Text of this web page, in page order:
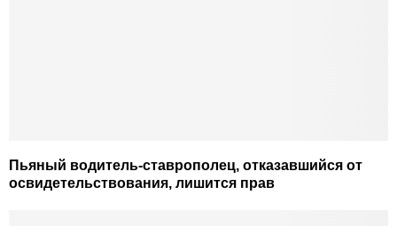
Пьяный водитель-ставрополец, отказавшийся от
освидетельствования, лишится прав